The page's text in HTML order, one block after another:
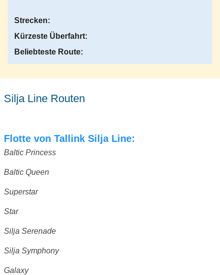
Strecken:
Kürzeste Überfahrt:
Beliebteste Route:
Silja Line Routen
Flotte von Tallink Silja Line:
Baltic Princess
Baltic Queen
Superstar
Star
Silja Serenade
Silja Symphony
Galaxy